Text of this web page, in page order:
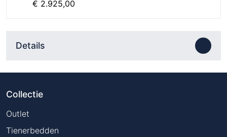
€ 2.925,00
Details
Collectie
Outlet
Tienerbedden